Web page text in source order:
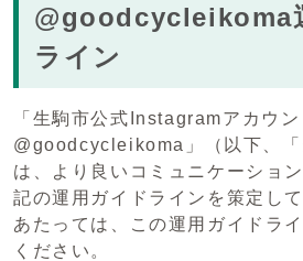
@goodcycleikoma
ライン
「生駒市公式Instagramアカウン
@goodcycleikoma」（以下、「
は、より良いコミュニケーショ
記の運用ガイドラインを策定し
あたっては、この運用ガイドラ
ください。